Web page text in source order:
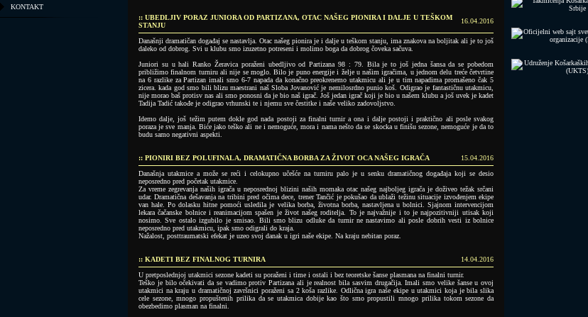
KONTAKT
:: UBEDLJIV PORAZ JUNIORA OD PARTIZANA, OTAC NAŠEG PIONIRA I DALJE U TEŠKOM
STANJU
16.04.2016
Današnji dramatičan događaj se nastavlja. Otac našeg pionira je i dalje u teškom stanju, ima znakova na boljitak ali je to još
daleko od dobrog. Svi u klubu smo izuzetno potreseni i molimo boga da dobrog čoveka sačuva.
Juniori su u hali Ranko Žeravica poraženi ubedljivo od Partizana 98 : 79. Bila je to još jedna šansa da se pobedom
približimo finalnom turniru ali nije se moglo. Bilo je puno energije i želje u našim igračima, u jednom delu treće četvrtine
na 6 razlike za Partizan imali smo 6-7 napada da konačno preokrenemo utakmicu ali je u tim napadima promašeno čak 5
zicera. kada god smo bili blizu maestrani naš Sloba Jovanović je nemilosrdno punio koš. Odigrao je fantastičnu utakmicu,
nije morao baš protisv nas ali smo ponosni da je bio naš igrač. Još jedan igrač koji je bio u našem klubu a još uvek je kadet
Tadija Tadić takođe je odigrao vrhunski te i njemu sve čestitke i naše veliko zadovoljstvo.
Idemo dalje, još težim putem dokle god nada postoji za finalni turnir a ona i dalje postoji i praktično ali posle svakog
poraza je sve manja. Biće jako teško ali ne i nemoguće, mora i nama nešto da se skocka u finišu sezone, nemoguće je da to
budu samo negativni aspekti.
:: PIONIRI BEZ POLUFINALA, DRAMATIČNA BORBA ZA ŽIVOT OCA NAŠEG IGRAČA
15.04.2016
Današnja utakmice a može se reći i celokupno učešće na turniru palo je u senku dramatičnog događaja koji se desio
neposredno pred početak utakmice.
Za vreme zegrevanja naših igrača u neposrednoj blizini naših momaka otac našeg najboljeg igrača je doživeo težak srčani
udar. Dramatična dešavanja na tribini pred očima dece, trener Tančić je pokušao da ublaži težinu situacije izvođenjem ekipe
van hale. Po dolasku hitne pomoći usledila je velika borba, životna borba, nastavljena u bolnici. Sjajnom intervencijom
lekara čačanske bolnice i reanimacijom spašen je život našeg roditelja. To je najvažnije i to je najpozitivniji utisak koji
nosimo. Sve ostalo izgubilo je smisao. Bili smo blizu odluke da turnir ne nastavimo ali posle dobrih vesti iz bolnice
neposredno pred utakmicu, ipak smo odigrali do kraja.
Nažalost, posttraumatski efekat je uzeo svoj danak u igri naše ekipe. Na kraju nebitan poraz.
:: KADETI BEZ FINALNOG TURNIRA
14.04.2016
U pretposlednjoj utakmici sezone kadeti su poraženi i time i ostali i bez teoretske šanse plasmana na finalni turnir.
Teško je bilo očekivati da se vadimo protiv Partizana ali je realnost bila sasvim drugačija. Imali smo velike šanse u ovoj
utakmici na kraju u dramatičnoj završnici poraženi sa 2 koša razlike. Odlična igra naše ekipe u utakmici koja je bila slika
cele sezone, mnogo propuštenih prilika da se utakmica dobije kao što smo propustili mnogo prilika tokom sezone da
obezbedimo plasman na finalni.